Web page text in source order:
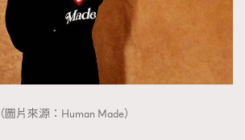
（圖片來源：Human Made）